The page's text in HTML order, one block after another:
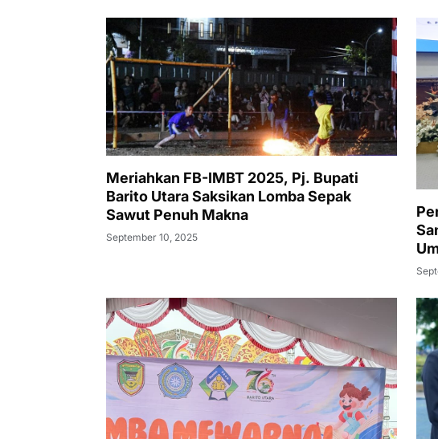
Meriahkan FB-IMBT 2025, Pj. Bupati
Barito Utara Saksikan Lomba Sepak
Sawut Penuh Makna
September 10, 2025